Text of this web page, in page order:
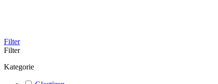
Filter
Filter
Kategorie